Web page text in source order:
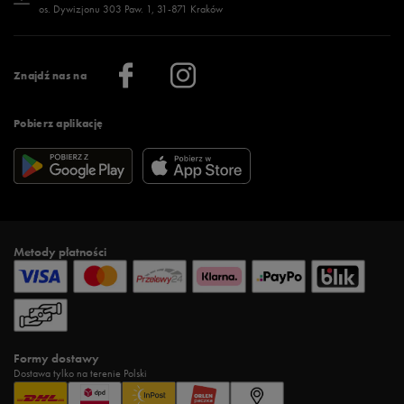
Znajdź nas na
Pobierz aplikację
Regulamin sklepu 50 style
Regulamin aplikacji 50 style
Więcej regulaminów >
Więcej >
Klub 50 style
Praca
Informacje o firmie
os. Dywizjonu 303 Paw. 1, 31-871 Kraków
Metody płatności
Formy dostawy
Dostawa tylko na terenie Polski